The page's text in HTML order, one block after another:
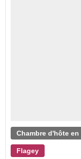
Chambre d'hôte
Flagey